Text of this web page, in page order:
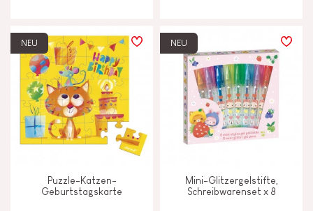
NEU
Puzzle-Katzen-
Geburtstagskarte
NEU
Mini-Glitzergelstifte,
Schreibwarenset x 8